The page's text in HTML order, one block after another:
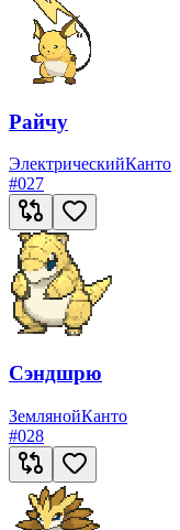
Райчу
ЭлектрическийКанто
#027
Сэндшрю
ЗемлянойКанто
#028